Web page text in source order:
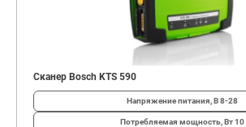
Сканер Bosch KTS 590
Напряжение питания, В8-28
Потребляемая мощность, Вт10